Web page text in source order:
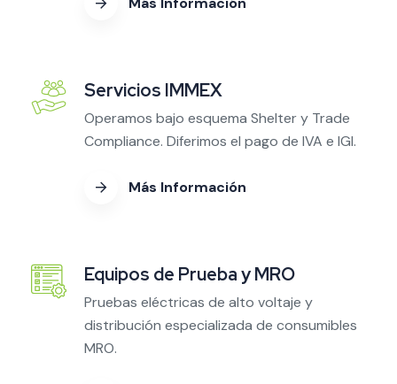
Servicios IMMEX
Operamos bajo esquema Shelter y Trade
Compliance. Diferimos el pago de IVA e IGI.
Más Información
Equipos de Prueba y MRO
Pruebas eléctricas de alto voltaje y
distribución especializada de consumibles
MRO.